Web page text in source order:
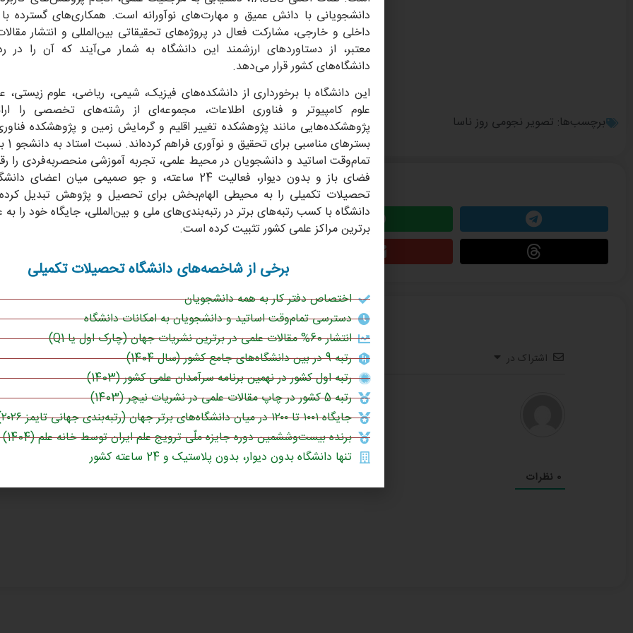
At the Heart of Orion
January 5
Credit & Copyright: Fred Zimmer, Telescope Live
برچسب‌ها: تصویر نجومی روز ناسا
این مطلب را به اشتراک بگذارید
اشتراک در وارد شدن
0 نظرات
دانشجویانی با دانش عمیق و مهارت‌های نوآورانه است. همکاری‌های گسترده با
داخلی و خارجی، مشارکت فعال در پروژه‌های تحقیقاتی بین‌المللی و انتشار
معتبر، از دستاوردهای ارزشمند این دانشگاه به شمار می‌آیند که آن را در
دانشگاه‌های کشور قرار می‌دهد.
این دانشگاه با برخورداری از دانشکده‌های فیزیک، شیمی، ریاضی، علوم زیستی،
علوم کامپیوتر و فناوری اطلاعات، مجموعه‌ای از رشته‌های تخصصی را
پژوهشکده‌هایی مانند پژوهشکده تغییر اقلیم و گرمایش زمین و پژوهشکده
تمام‌وقت اساتید و دانشجویان در محیط علمی، تجربه آموزشی منحصربه‌فردی را
فضای باز و بدون دیوار، فعالیت 24 ساعته، و جو صمیمی میان
تحصیلات تکمیلی را به محیطی الهام‌بخش برای تحصیل و پژوهش تبدیل
دانشگاه با کسب رتبه‌های برتر در رتبه‌بندی‌های ملی و بین‌المللی، جایگاه خود را به
برترین مراکز علمی کشور تثبیت کرده است.
برخی از شاخصه‌های دانشگاه تحصیلات تکمیلی
اختصاص دفتر کار به همه دانشجویان
دسترسی تمام‌وقت اساتید و دانشجویان به امکانات دانشگاه
انتشار 60% مقالات علمی در برترین نشریات جهان (چارک اول یا Q1)
رتبه 9 در بین دانشگاه‌های جامع کشور (سال 1404)
رتبه اول کشور در نهمین برنامه سرآمدان علمی کشور (1403)
رتبه 5 کشور در چاپ مقالات علمی در نشریات نیچر (1403)
جایگاه ۱۰۰۱ تا ۱۲۰۰ در میان دانشگاه‌های برتر جهان (رتبه‌بندی جهانی تایمز ۲۰۲۶)
برنده بیست‌وششمین دوره جایزه ملّی ترویج علم ایران توسط خانه علم (1404)
تنها دانشگاه بدون دیوار، بدون پلاستیک و 24 ساعته کشور